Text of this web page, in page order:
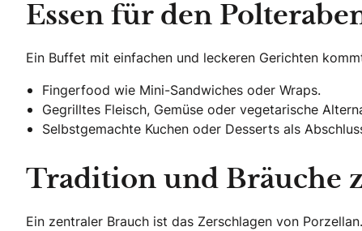
Essen für den
Ein Buffet mit einfachen und leckeren Gerichten
Fingerfood wie Mini-Sandwiches oder Wraps.
Gegrilltes Fleisch, Gemüse oder vegetarische
Selbstgemachte Kuchen oder Desserts als
Tradition und Bräuche
Ein zentraler Brauch ist das Zerschlagen von